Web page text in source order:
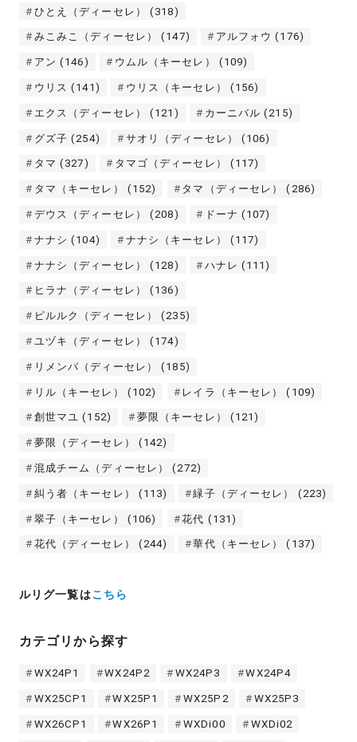
ひとえ（ディーセレ） (318)
みこみこ（ディーセレ） (147) アルフォウ (176)
アン (146) ウムル（キーセレ） (109)
ウリス (141) ウリス（キーセレ） (156)
エクス（ディーセレ） (121) カーニバル (215)
グズ子 (254) サオリ（ディーセレ） (106)
タマ (327) タマゴ（ディーセレ） (117)
タマ（キーセレ） (152) タマ（ディーセレ） (286)
デウス（ディーセレ） (208) ドーナ (107)
ナナシ (104) ナナシ（キーセレ） (117)
ナナシ（ディーセレ） (128) ハナレ (111)
ヒラナ（ディーセレ） (136)
ピルルク（ディーセレ） (235)
ユヅキ（ディーセレ） (174)
リメンバ（ディーセレ） (185)
リル（キーセレ） (102) レイラ（キーセレ） (109)
創世マユ (152) 夢限（キーセレ） (121)
夢限（ディーセレ） (142)
混成チーム（ディーセレ） (272)
糾う者（キーセレ） (113) 緑子（ディーセレ） (223)
翠子（キーセレ） (106) 花代 (131)
花代（ディーセレ） (244) 華代（キーセレ） (137)
ルリグ一覧はこちら
カテゴリから探す
WX24P1 WX24P2 WX24P3 WX24P4
WX25CP1 WX25P1 WX25P2 WX25P3
WX26CP1 WX26P1 WXDi00 WXDi02